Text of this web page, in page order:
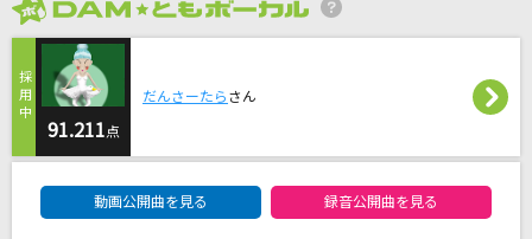
umbrella
SEKAI NO OWARI(世界の終わり)
星間飛行
ランカ・リー=中島愛
悲しみにさよなら
91.211 点
だんさーたら さん
動画公開曲を見る 録音公開曲を見る